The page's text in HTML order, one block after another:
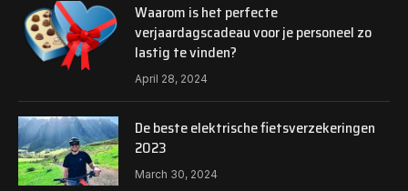
Waarom is het perfecte
verjaardagscadeau voor je personeel zo
lastig te vinden?
April 28, 2024
De beste elektrische fietsverzekeringen
2023
March 30, 2024